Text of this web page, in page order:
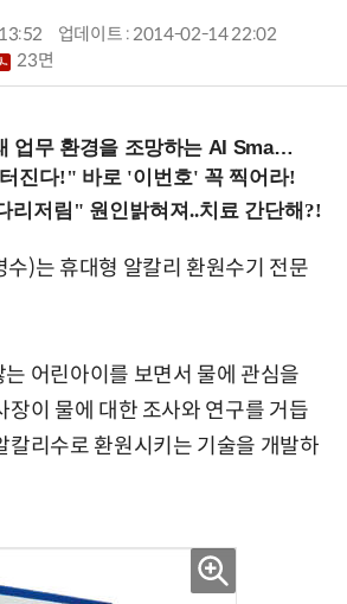
업데이트 : 2014-02-14 22:02
23면
망하는 AI Smart Work Summit 2026 (9/11 코엑스)
수)는 휴대형 알칼리 환원수기 전문
어린아이를 보면서 물에 관심을
장이 물에 대한 조사와 연구를 거듭
칼리수로 환원시키는 기술을 개발하